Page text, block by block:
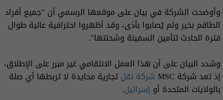
وأوضحت الشركة في بيان على موقعها الرسمي أن "جميع أفراد
الطاقم بخير ولم يُصابوا بأذى، وقد أظهروا احترافية عالية طوال
فترة الحادث لتأمين السفينة وشحنتها".
وشدد البيان على أن هذا العمل الانتقامي غير مبرر على الإطلاق،
إذ تعد شركة MSC
شركة نقلتجارية محايدة لا تربطها أي صلة
بالولايات المتحدة أو إسرائيل.